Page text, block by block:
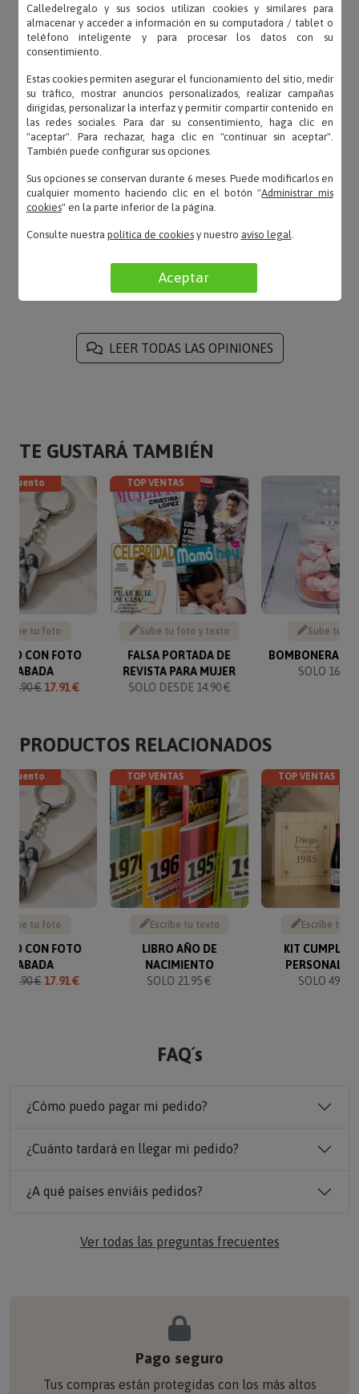
«Entrega rápida, buen producto.»
Mika – 18/02/2022
«Servicio ireprochable, como siempre. Productos
de calidad y entrega de un dia para otro.»
Carolina – 29/12/2018
«Queda muy bonita, la recomiendo totalmente.»
LEER TODAS LAS OPINIONES
TE GUSTARÁ TAMBIÉN
Sube tu foto
CON FOTO
GRABADA
19.90 €17.91 €
TOP VENTAS
Sube tu foto y texto
FALSA PORTADA DE
REVISTA PARA MUJER
SOLO DESDE 14.90 €
Sube tu
BOMBONERA
SOLO 16.90
PRODUCTOS RELACIONADOS
Sube tu foto
CON FOTO
GRABADA
19.90 €17.91 €
TOP VENTAS
Escribe tu texto
LIBRO AÑO DE
NACIMIENTO
SOLO 21.95 €
TOP VENTAS
Escribe tu
KIT
SOLO 49.90
FAQ´s
¿Cómo puedo pagar mi pedido?
¿Cuánto tardará en llegar mi pedido?
¿A qué países enviáis pedidos?
Ver todas las preguntas frecuentes
Pago seguro
Tus compras están protegidas con los más altos
Calledelregalo y sus socios utilizan cookies y similares para
almacenar y acceder a información en su computadora / tablet o
teléfono inteligente y para procesar los datos con su
consentimiento.
Estas cookies permiten asegurar el funcionamiento del sitio, medir
su tráfico, mostrar anuncios personalizados, realizar campañas
dirigidas, personalizar la interfaz y permitir compartir contenido en
las redes sociales. Para dar su consentimiento, haga clic en
"aceptar". Para rechazar, haga clic en "continuar sin aceptar".
También puede configurar sus opciones.
Sus opciones se conservan durante 6 meses. Puede modificarlos en
cualquier momento haciendo clic en el botón "Administrar mis
cookies" en la parte inferior de la página.
Consulte nuestra política de cookiesy nuestro aviso legal
Aceptar